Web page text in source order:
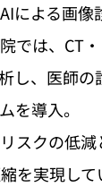
による画像
では、CT
し、医師
を導入。
スクの低
を実現して